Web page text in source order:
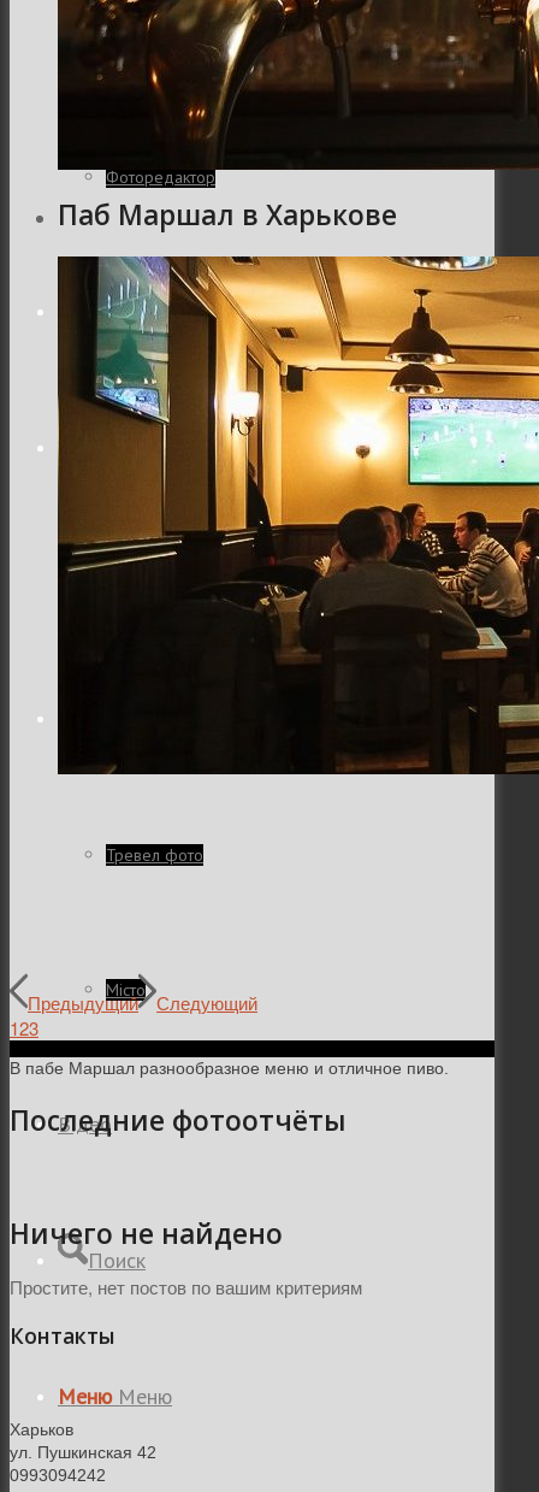
Свадебная фотосъёмка
Фоторедактор
Блог
Заклади
Тревел фото
Місто
Відео
Поиск
Меню Меню
Паб Маршал в Харькове
Предыдущий
Следующий
123
В пабе Маршал разнообразное меню и отличное пиво.
Последние фотоотчёты
Ничего не найдено
Простите, нет постов по вашим критериям
Контакты
Харьков
ул. Пушкинская 42
0993094242